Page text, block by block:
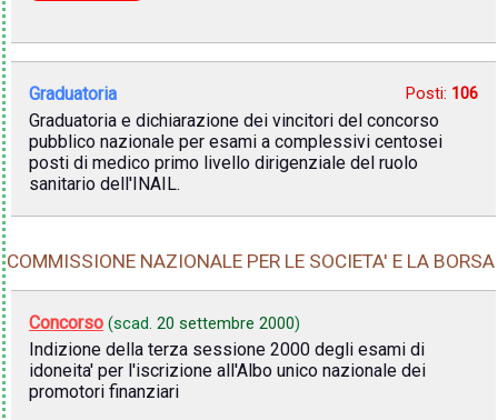
Graduatoria Posti: 106
Graduatoria e dichiarazione dei vincitori del concorso
pubblico nazionale per esami a complessivi centosei
posti di medico primo livello dirigenziale del ruolo
sanitario dell'INAIL.
COMMISSIONE NAZIONALE PER LE SOCIETA' E LA BORSA
Concorso (scad. 20 settembre 2000)
Indizione della terza sessione 2000 degli esami di
idoneita' per l'iscrizione all'Albo unico nazionale dei
promotori finanziari